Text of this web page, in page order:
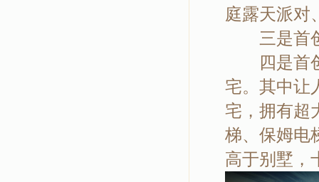
庭露天派对
三是首创
四是首创
宅。其中让
宅，拥有超
梯、保姆电
高于别墅，